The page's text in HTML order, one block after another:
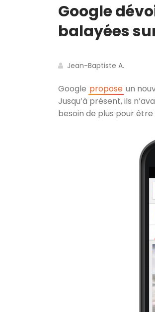
Google
balayées
Jean-Baptiste A.
Google propose un
Jusqu’à présent, ils
besoin de plus pour